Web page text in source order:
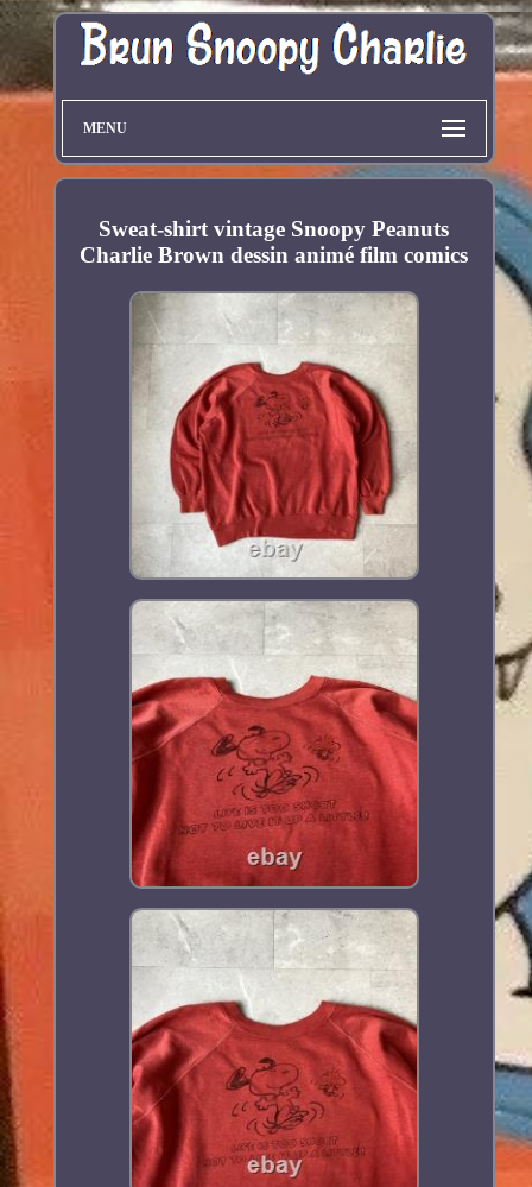
MENU
Sweat-shirt vintage Snoopy Peanuts
Charlie Brown dessin animé film comics